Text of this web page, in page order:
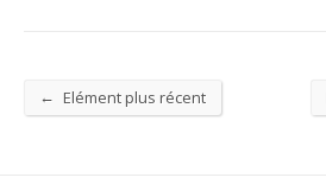
← Elément plus récent